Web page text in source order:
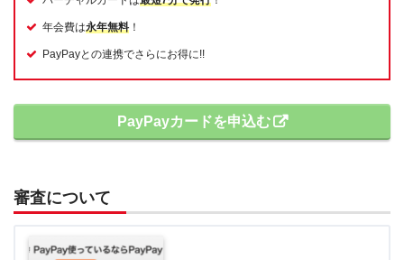
年会費は永年無料 ！
PayPayとの連携でさらにお得に!!
PayPayカードを申込む
審査について